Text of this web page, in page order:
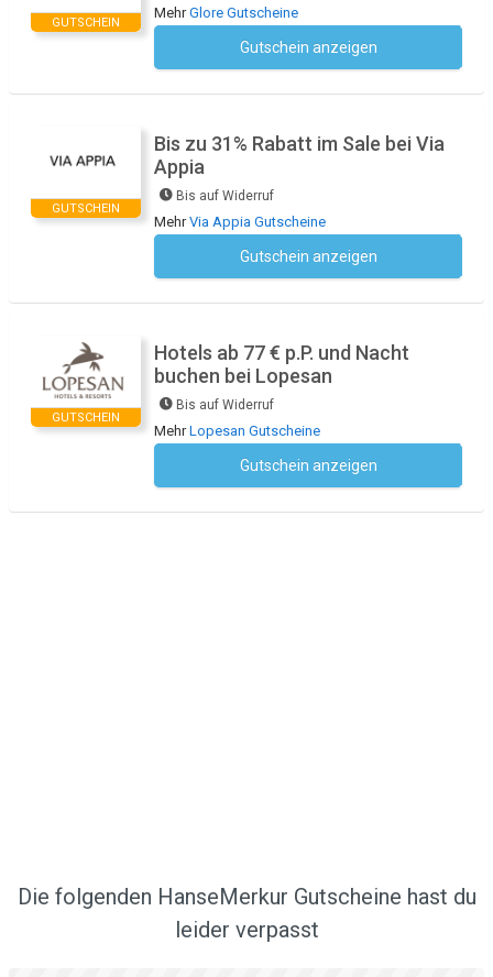
GUTSCHEIN
MehrGlore Gutscheine
Gutschein anzeigen
GUTSCHEIN
Bis zu 31% Rabatt im Sale bei Via
Appia
Bis auf Widerruf
MehrVia Appia Gutscheine
Gutschein anzeigen
GUTSCHEIN
Hotels ab 77 € p.P. und Nacht
buchen bei Lopesan
Bis auf Widerruf
MehrLopesan Gutscheine
Gutschein anzeigen
Die folgenden HanseMerkur Gutscheine hast du
leider verpasst